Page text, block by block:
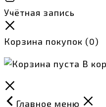
Учётная запись
Корзина покупок (0)
В
Главное меню